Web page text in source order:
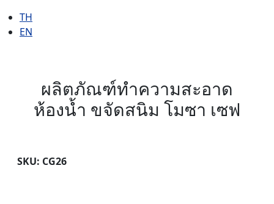
TH
EN
ผลิตภัณฑ์ทำความสะอาด
ห้องน้ำ ขจัดสนิม โมซา เซฟ
SKU: CG26